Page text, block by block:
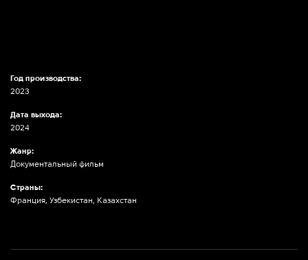
Год производства:
2023
Дата выхода:
2024
Жанр:
Документальный фильм
Страны:
Франция, Узбекистан, Казахстан